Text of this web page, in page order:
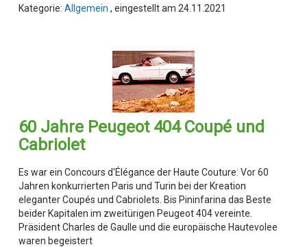
Kategorie: Allgemein , eingestellt am 24.11.2021
60 Jahre Peugeot 404 Coupé und
Cabriolet
Es war ein Concours d'Élégance der Haute Couture: Vor 60
Jahren konkurrierten Paris und Turin bei der Kreation
eleganter Coupés und Cabriolets. Bis Pininfarina das Beste
beider Kapitalen im zweitürigen Peugeot 404 vereinte.
Präsident Charles de Gaulle und die europäische Hautevolee
waren begeistert